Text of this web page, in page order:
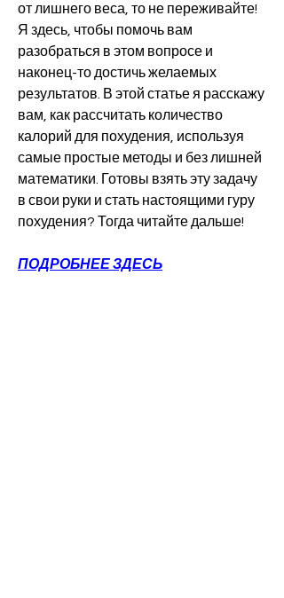
от лишнего веса, то не переживайте!
Я здесь, чтобы помочь вам
разобраться в этом вопросе и
наконец-то достичь желаемых
результатов. В этой статье я расскажу
вам, как рассчитать количество
калорий для похудения, используя
самые простые методы и без лишней
математики. Готовы взять эту задачу
в свои руки и стать настоящими гуру
похудения? Тогда читайте дальше!
ПОДРОБНЕЕ ЗДЕСЬ